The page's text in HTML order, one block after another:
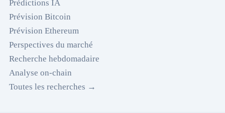
Prédictions IA
Prévision Bitcoin
Prévision Ethereum
Perspectives du marché
Recherche hebdomadaire
Analyse on-chain
Toutes les recherches →